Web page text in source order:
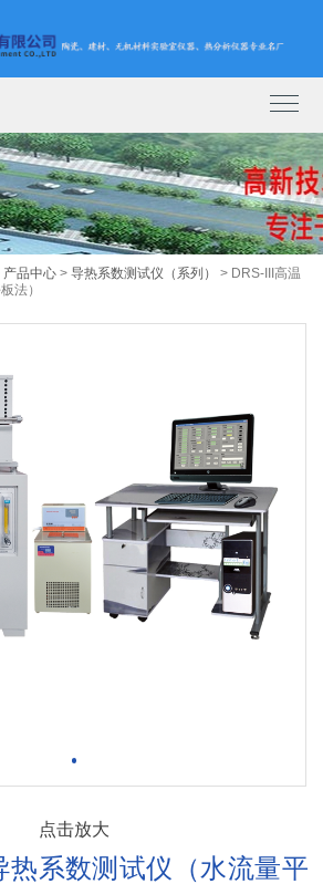
产品中心 >导热系数测试仪（系列）
> DRS-III高温
法）
点击放大
热系数测试仪（水流量平